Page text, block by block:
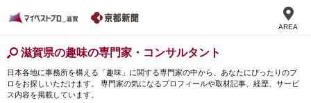
AREA
滋賀県の趣味の専門家・コンサルタント
日本各地に事務所を構える「趣味」に関する専門家の中から、あなたにぴったりのプ
ロをお探しいただけます。 専門家の気になるプロフィールや取材記事、経歴、サービ
ス内容を掲載しています。